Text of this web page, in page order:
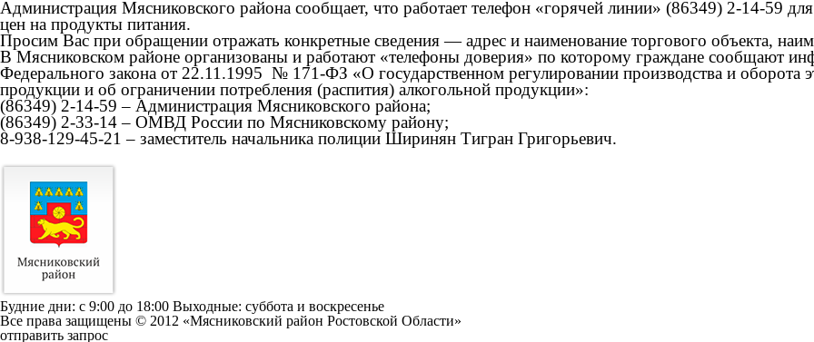
Администрация Мясниковского района сообщает, что работает телефон «горячей линии» (86349) 2-14-59
цен на продукты питания.
Просим Вас при обращении отражать конкретные сведения — адрес и наименование торгового объекта,
В Мясниковском районе организованы и работают «телефоны доверия» по которому граждане сообщают
Федерального закона от 22.11.1995 № 171-ФЗ «О государственном регулировании производства и оборота
продукции и об ограничении потребления (распития) алкогольной продукции»:
(86349) 2-14-59 – Администрация Мясниковского района;
(86349) 2-33-14 – ОМВД России по Мясниковскому району;
8-938-129-45-21 – заместитель начальника полиции Ширинян Тигран Григорьевич.
Будние дни: c 9:00 до 18:00 Выходные: суббота и воскресенье
Все права защищены © 2012 «Мясниковский район Ростовской Области»
отправить запрос